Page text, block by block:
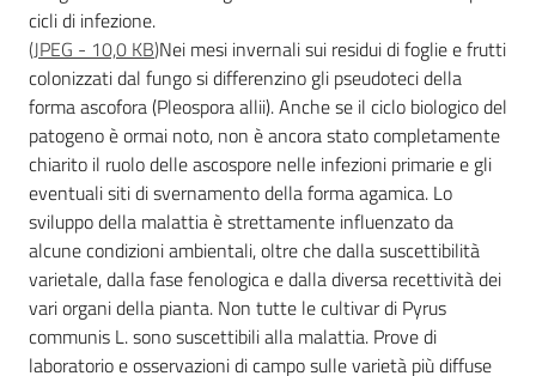
cicli di infezione.
(JPEG - 10,0 KB)Nei mesi invernali sui residui di foglie e frutti
colonizzati dal fungo si differenzino gli pseudoteci della
forma ascofora (Pleospora allii). Anche se il ciclo biologico del
patogeno è ormai noto, non è ancora stato completamente
chiarito il ruolo delle ascospore nelle infezioni primarie e gli
eventuali siti di svernamento della forma agamica. Lo
sviluppo della malattia è strettamente influenzato da
alcune condizioni ambientali, oltre che dalla suscettibilità
varietale, dalla fase fenologica e dalla diversa recettività dei
vari organi della pianta. Non tutte le cultivar di Pyrus
communis L. sono suscettibili alla malattia. Prove di
laboratorio e osservazioni di campo sulle varietà più diffuse